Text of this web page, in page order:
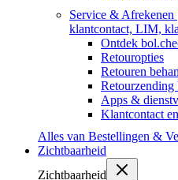
Service & Afrekenen
klantcontact, LIM,
Ontdek
Retouropties
Retouren
Apps &
Klantcontact
Alles van Bestellingen &
Zichtbaarheid
Zichtbaarheid